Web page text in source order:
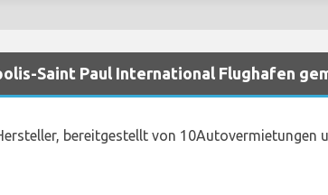
Saint Paul International Flughafen
bereitgestellt von 10Autovermietungen